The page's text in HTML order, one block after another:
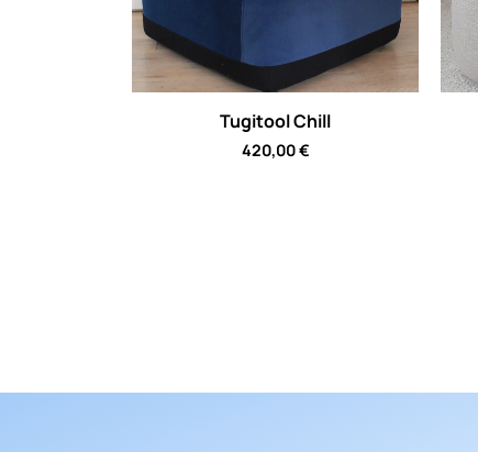
Tugitool Chill
420,00€